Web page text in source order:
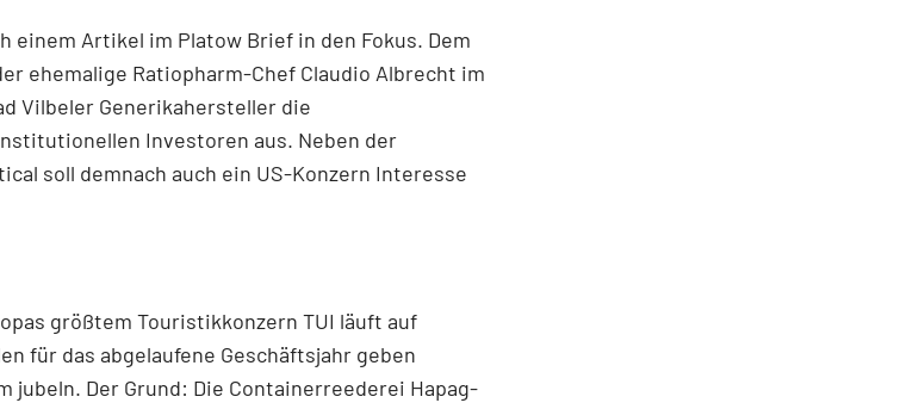
einem Artikel im Platow Brief in den Fokus. Dem
ehemalige Ratiopharm-Chef Claudio Albrecht im
Vilbeler Generikahersteller die
Investoren aus. Neben der
soll demnach auch ein US-Konzern Interesse
größtem Touristikkonzern TUI läuft auf
für das abgelaufene Geschäftsjahr geben
jubeln. Der Grund: Die Containerreederei Hapag-